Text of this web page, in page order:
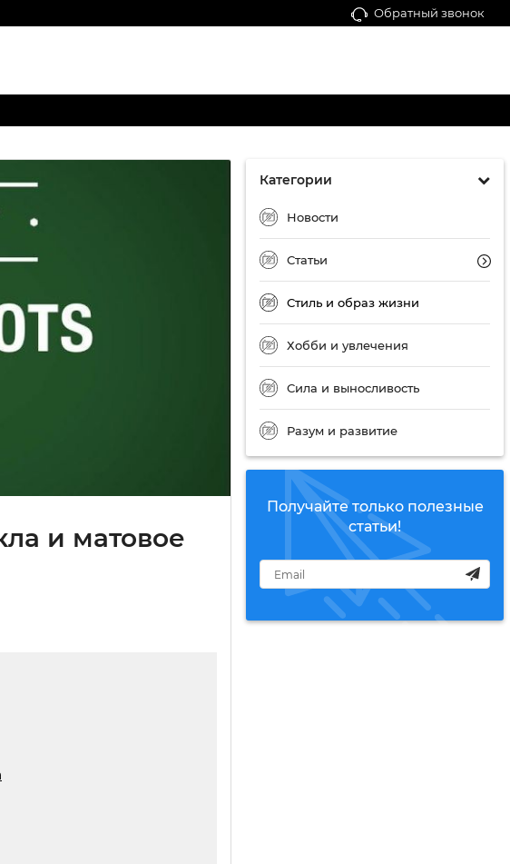
Обратный звонок
Категории
Новости
Статьи
Стиль и образ жизни
Хобби и увлечения
Сила и выносливость
Разум и развитие
Получайте только полезные
статьи!
и матовое